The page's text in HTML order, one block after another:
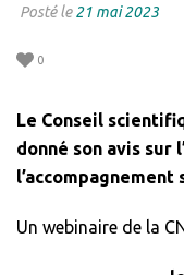
Posté le21 mai 2023
0
Le Conseil
donné son avis sur
Un webinaire de la